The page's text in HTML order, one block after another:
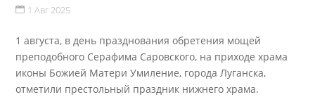
1 Авг 2025
1 августа, в день празднования обретения мощей
преподобного Серафима Саровского, на приходе храма
иконы Божией Матери Умиление, города Луганска,
отметили престольный праздник нижнего храма.